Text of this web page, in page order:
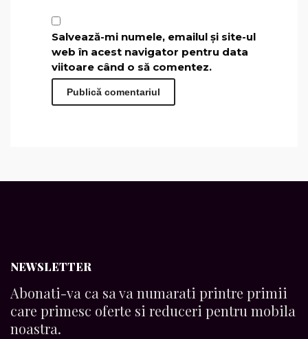
Salvează-mi numele, emailul și site-ul
web în acest navigator pentru data
viitoare când o să comentez.
NEWSLETTER
Abonati-va ca sa va numarati printre primii
care primesc oferte si reduceri pentru mobila
noastra.